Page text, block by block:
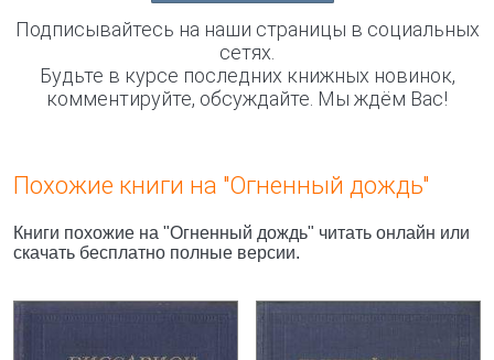
Подписывайтесь на наши страницы в социальных
сетях.
Будьте в курсе последних книжных новинок,
комментируйте, обсуждайте. Мы ждём Вас!
Похожие книги на "Огненный дождь"
Книги похожие на "Огненный дождь" читать онлайн или
скачать бесплатно полные версии.